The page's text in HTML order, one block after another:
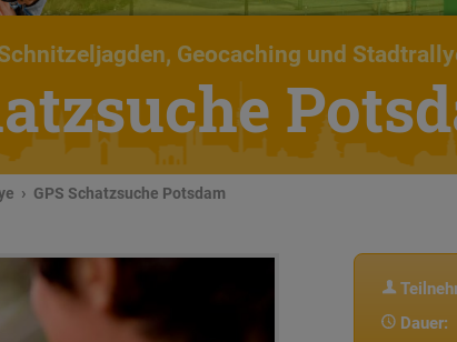
Geocaching und
GPS Schatzsuche Potsdam
Dauer: